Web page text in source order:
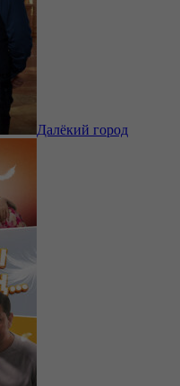
Далёкий город